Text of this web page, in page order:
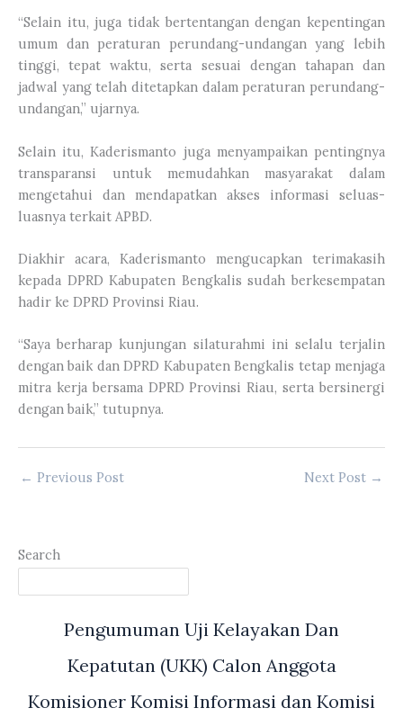
“Selain itu, juga tidak bertentangan dengan kepentingan
umum dan peraturan perundang-undangan yang lebih
tinggi, tepat waktu, serta sesuai dengan tahapan dan
jadwal yang telah ditetapkan dalam peraturan perundang-
undangan,” ujarnya.
Selain itu, Kaderismanto juga menyampaikan pentingnya
transparansi untuk memudahkan masyarakat dalam
mengetahui dan mendapatkan akses informasi seluas-
luasnya terkait APBD.
Diakhir acara, Kaderismanto mengucapkan terimakasih
kepada DPRD Kabupaten Bengkalis sudah berkesempatan
hadir ke DPRD Provinsi Riau.
“Saya berharap kunjungan silaturahmi ini selalu terjalin
dengan baik dan DPRD Kabupaten Bengkalis tetap menjaga
mitra kerja bersama DPRD Provinsi Riau, serta bersinergi
dengan baik,” tutupnya.
← Previous Post Next Post →
Search
Pengumuman Uji Kelayakan Dan
Kepatutan (UKK) Calon Anggota
Komisioner Komisi Informasi dan Komisi